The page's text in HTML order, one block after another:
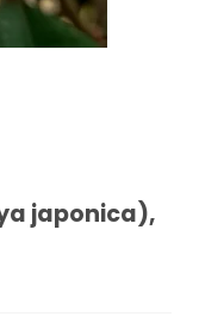
japonica),